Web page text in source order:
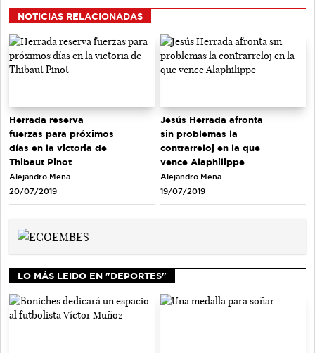
NOTICIAS RELACIONADAS
Herrada reserva
fuerzas para próximos
días en la victoria de
Thibaut Pinot
Alejandro Mena -
20/07/2019
Jesús Herrada afronta
sin problemas la
contrarreloj en la que
vence Alaphilippe
Alejandro Mena -
19/07/2019
LO MÁS LEIDO EN "DEPORTES"